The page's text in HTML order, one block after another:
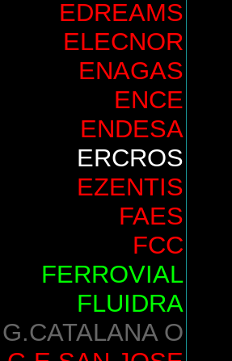
EDREAMS
ELECNOR
ENAGAS
ENCE
ENDESA
ERCROS
EZENTIS
FAES
FCC
FERROVIAL
FLUIDRA
G.CATALANA O